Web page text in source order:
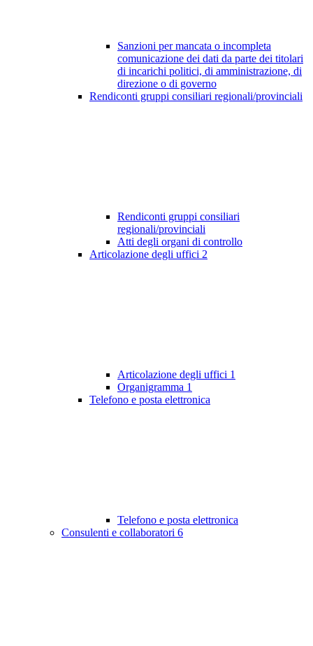
Sanzioni per mancata o incompleta
comunicazione dei dati da parte dei titolari
di incarichi politici, di amministrazione, di
direzione o di governo
Rendiconti gruppi consiliari regionali/provinciali
Rendiconti gruppi consiliari
regionali/provinciali
Atti degli organi di controllo
Articolazione degli uffici 2
Articolazione degli uffici 1
Organigramma 1
Telefono e posta elettronica
Telefono e posta elettronica
Consulenti e collaboratori 6